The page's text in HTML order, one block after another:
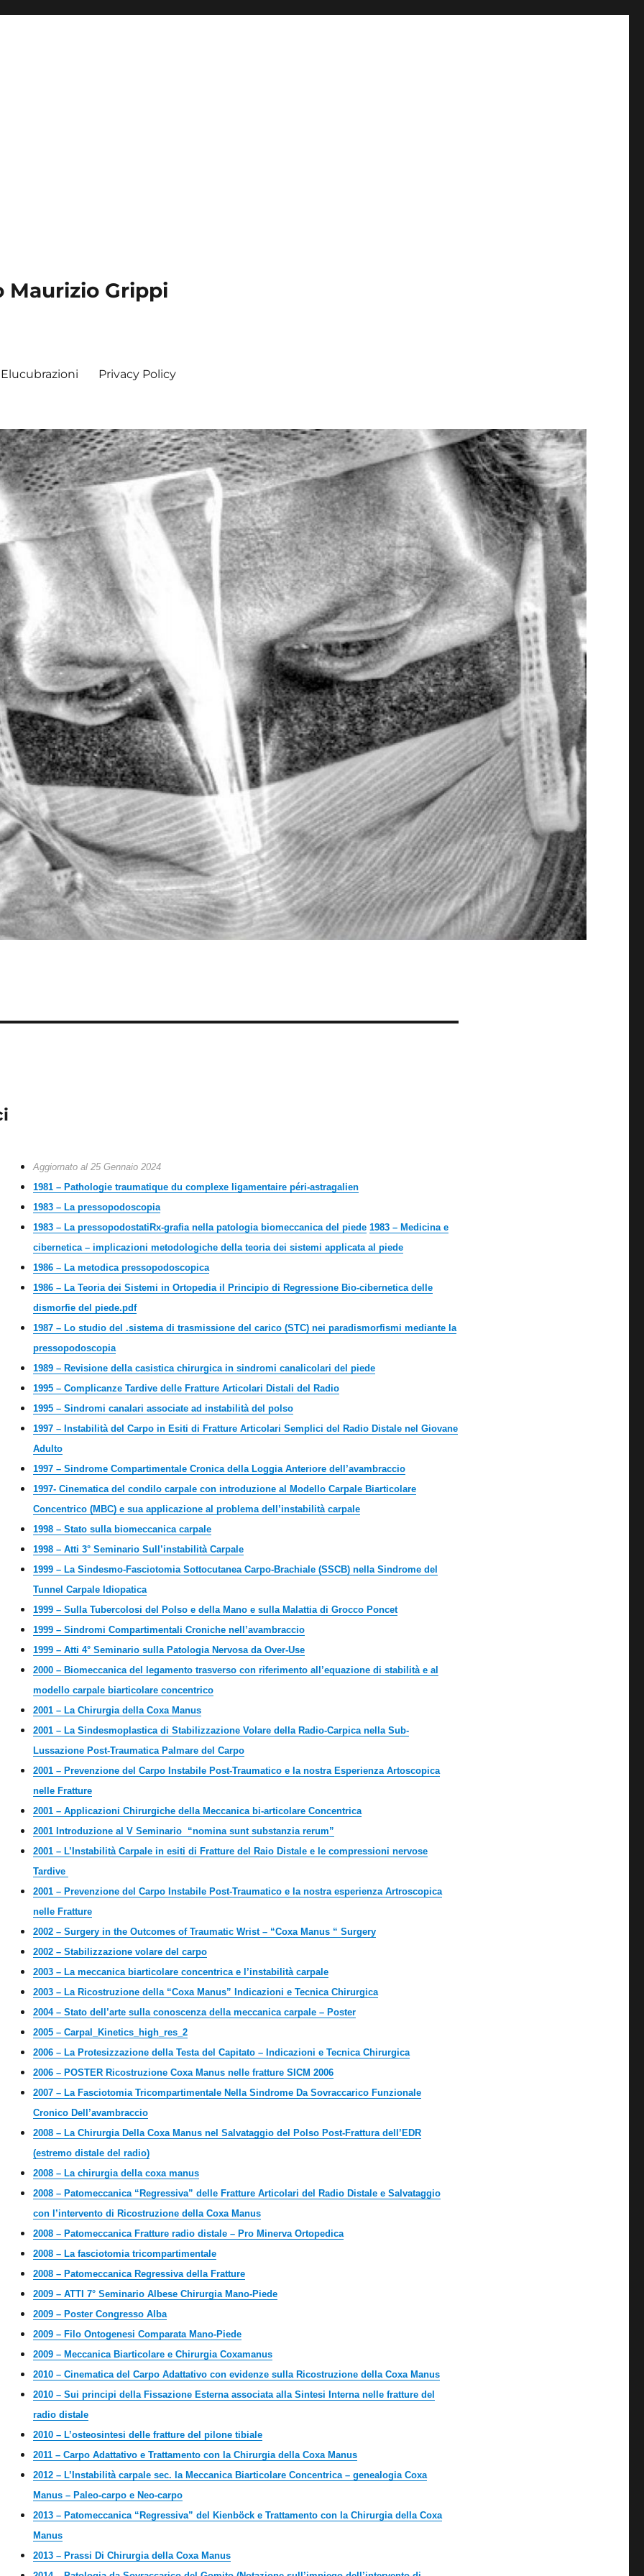
Maurizio Grippi
Elucubrazioni Privacy Policy
Aggiornato al 25 Gennaio 2024
1981 – Pathologie traumatique du complexe ligamentaire péri-astragalien
1983 – La pressopodoscopia
1983 – La pressopodostatiRx-grafia nella patologia biomeccanica del piede 1983 – Medicina e
cibernetica – implicazioni metodologiche della teoria dei sistemi applicata al piede
1986 – La metodica pressopodoscopica
1986 – La Teoria dei Sistemi in Ortopedia il Principio di Regressione Bio-cibernetica delle
dismorfie del piede.pdf
1987 – Lo studio del .sistema di trasmissione del carico (STC) nei paradismorfismi mediante la
pressopodoscopia
1989 – Revisione della casistica chirurgica in sindromi canalicolari del piede
1995 – Complicanze Tardive delle Fratture Articolari Distali del Radio
1995 – Sindromi canalari associate ad instabilità del polso
1997 – Instabilità del Carpo in Esiti di Fratture Articolari Semplici del Radio Distale nel Giovane
Adulto
1997 – Sindrome Compartimentale Cronica della Loggia Anteriore dell’avambraccio
1997- Cinematica del condilo carpale con introduzione al Modello Carpale Biarticolare
Concentrico (MBC) e sua applicazione al problema dell’instabilità carpale
1998 – Stato sulla biomeccanica carpale
1998 – Atti 3° Seminario Sull’instabilità Carpale
1999 – La Sindesmo-Fasciotomia Sottocutanea Carpo-Brachiale (SSCB) nella Sindrome del
Tunnel Carpale Idiopatica
1999 – Sulla Tubercolosi del Polso e della Mano e sulla Malattia di Grocco Poncet
1999 – Sindromi Compartimentali Croniche nell’avambraccio
1999 – Atti 4° Seminario sulla Patologia Nervosa da Over-Use
2000 – Biomeccanica del legamento trasverso con riferimento all’equazione di stabilità e al
modello carpale biarticolare concentrico
2001 – La Chirurgia della Coxa Manus
2001 – La Sindesmoplastica di Stabilizzazione Volare della Radio-Carpica nella Sub-
Lussazione Post-Traumatica Palmare del Carpo
2001 – Prevenzione del Carpo Instabile Post-Traumatico e la nostra Esperienza Artoscopica
nelle Fratture
2001 – Applicazioni Chirurgiche della Meccanica bi-articolare Concentrica
2001 Introduzione al V Seminario “nomina sunt substanzia rerum”
2001 – L’Instabilità Carpale in esiti di Fratture del Raio Distale e le compressioni nervose
Tardive
2001 – Prevenzione del Carpo Instabile Post-Traumatico e la nostra esperienza Artroscopica
nelle Fratture
2002 – Surgery in the Outcomes of Traumatic Wrist – “Coxa Manus “ Surgery
2002 – Stabilizzazione volare del carpo
2003 – La meccanica biarticolare concentrica e l’instabilità carpale
2003 – La Ricostruzione della “Coxa Manus” Indicazioni e Tecnica Chirurgica
2004 – Stato dell’arte sulla conoscenza della meccanica carpale – Poster
2005 – Carpal_Kinetics_high_res_2
2006 – La Protesizzazione della Testa del Capitato – Indicazioni e Tecnica Chirurgica
2006 – POSTER Ricostruzione Coxa Manus nelle fratture SICM 2006
2007 – La Fasciotomia Tricompartimentale Nella Sindrome Da Sovraccarico Funzionale
Cronico Dell’avambraccio
2008 – La Chirurgia Della Coxa Manus nel Salvataggio del Polso Post-Frattura dell’EDR
(estremo distale del radio)
2008 – La chirurgia della coxa manus
2008 – Patomeccanica “Regressiva” delle Fratture Articolari del Radio Distale e Salvataggio
con l’intervento di Ricostruzione della Coxa Manus
2008 – Patomeccanica Fratture radio distale – Pro Minerva Ortopedica
2008 – La fasciotomia tricompartimentale
2008 – Patomeccanica Regressiva della Fratture
2009 – ATTI 7° Seminario Albese Chirurgia Mano-Piede
2009 – Poster Congresso Alba
2009 – Filo Ontogenesi Comparata Mano-Piede
2009 – Meccanica Biarticolare e Chirurgia Coxamanus
2010 – Cinematica del Carpo Adattativo con evidenze sulla Ricostruzione della Coxa Manus
2010 – Sui principi della Fissazione Esterna associata alla Sintesi Interna nelle fratture del
radio distale
2010 – L’osteosintesi delle fratture del pilone tibiale
2011 – Carpo Adattativo e Trattamento con la Chirurgia della Coxa Manus
2012 – L’Instabilità carpale sec. la Meccanica Biarticolare Concentrica – genealogia Coxa
Manus – Paleo-carpo e Neo-carpo
2013 – Patomeccanica “Regressiva” del Kienböck e Trattamento con la Chirurgia della Coxa
Manus
2013 – Prassi Di Chirurgia della Coxa Manus